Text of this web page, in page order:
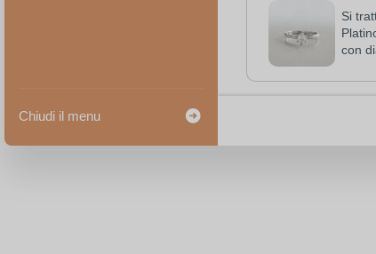
Chiudi il menu
Si
con